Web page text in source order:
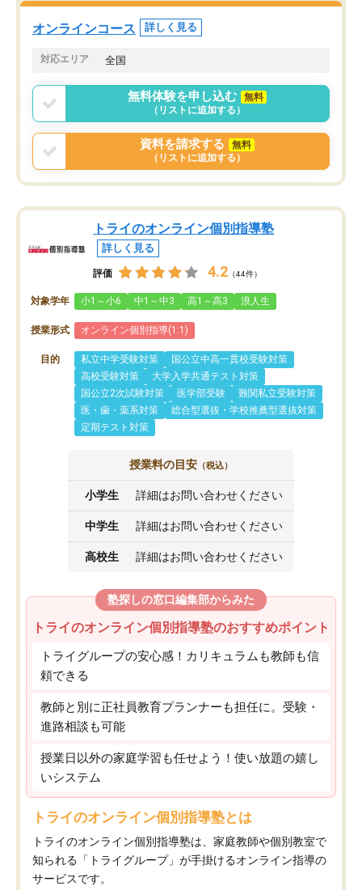
る勉強」から「目標のための勉強」へ
意識が変わったことが、目標校への合
た。自分から学ぶ姿勢を
オンラインコース 詳しく見る
対応エリア 全国
無料体験を申し込む
無料
（リストに追加する）
資料を請求する
無料
（リストに追加する）
トライのオンライン個別指導塾
詳しく見る
評価 4.2 （44件）
対象学年 小1～小6 中1～中3 高1～高3 浪人生
授業形式 オンライン個別指導(1:1)
目的 私立中学受験対策
国公立中高一貫校受験対策
高校受験対策
大学入学共通テスト対策
国公立2次試験対策
医学部受験
難関私立受験対策
医・歯・薬系対策
総合型選抜・学校推薦型選抜対策
定期テスト対策
授業料の目安 （税込）
小学生 詳細はお問い合わせください
中学生 詳細はお問い合わせください
高校生 詳細はお問い合わせください
塾探しの窓口編集部からみた
トライのオンライン個別指導塾のおすすめポイント
トライグループの安心感！カリキュラムも教師も信
頼できる
教師と別に正社員教育プランナーも担任に。受験・
進路相談も可能
授業日以外の家庭学習も任せよう！使い放題の嬉し
いシステム
トライのオンライン個別指導塾とは
トライのオンライン個別指導塾は、家庭教師や個別教室で
知られる「トライグループ」が手掛けるオンライン指導の
サービスです。